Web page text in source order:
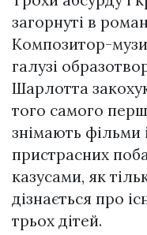
загорнуті в
Композитор-
галузі
Шарлотта
того самого
знімають фільми
пристрасних
казусами, як
дізнається про
трьох дітей.